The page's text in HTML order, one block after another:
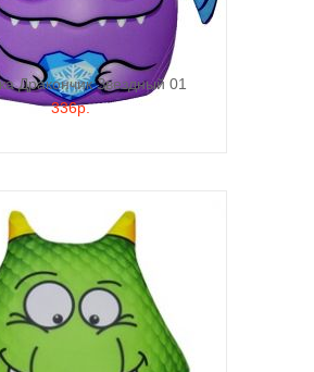
Дракончик Звездный 01
336р.